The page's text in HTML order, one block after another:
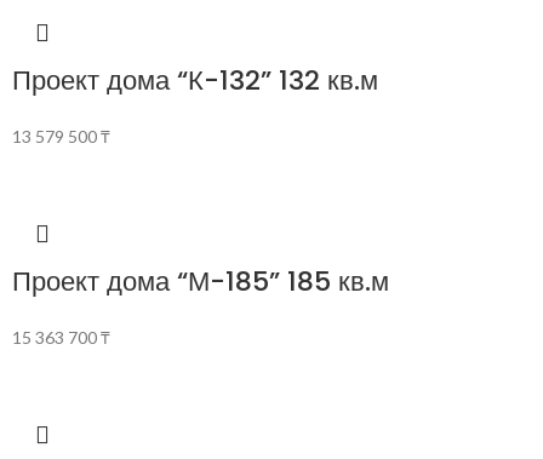
Проект дома “К-132” 132 кв.м
13 579 500₸
Проект дома “М-185” 185 кв.м
15 363 700₸